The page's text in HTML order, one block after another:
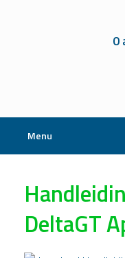
0
Menu
DeltaGT